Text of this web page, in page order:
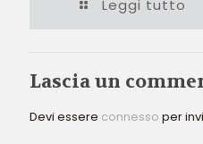
Leggi tutto
Lascia un
Devi essere connesso per